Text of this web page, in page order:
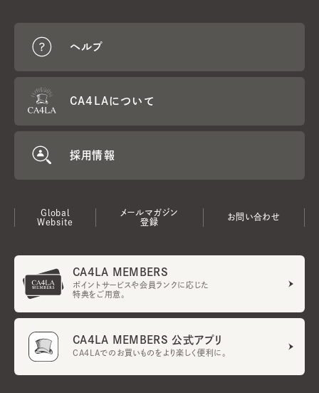
ヘルプ
CA4LAについて
採用情報
Global
Website
メールマガジン
登録
お問い合わせ
CA4LA MEMBERS
ポイントサービスや会員ランクに応じた
特典をご用意。
CA4LA MEMBERS 公式アプリ
CA4LAでのお買いものをより楽しく便利に。